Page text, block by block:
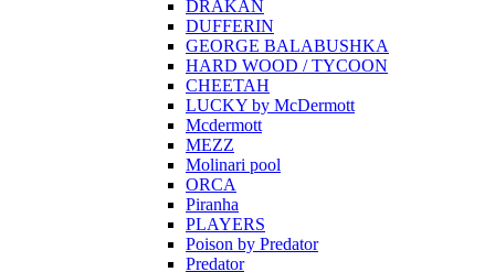
DRAKAN
DUFFERIN
GEORGE BALABUSHKA
HARD WOOD / TYCOON
CHEETAH
LUCKY by McDermott
Mcdermott
MEZZ
Molinari pool
ORCA
Piranha
PLAYERS
Poison by Predator
Predator